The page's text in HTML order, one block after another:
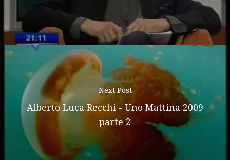
Next Post
Alberto Luca Recchi - Uno Mattina 2009
parte 2